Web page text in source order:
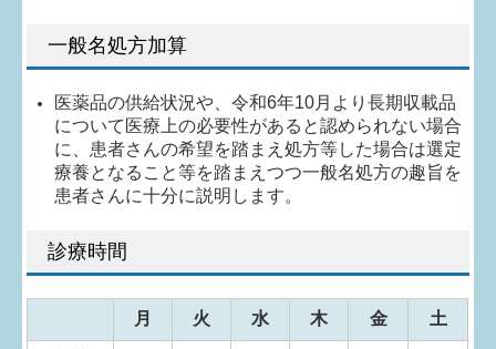
一般名処方加算
医薬品の供給状況や、令和6年10月より長期収載品
について医療上の必要性があると認められない場合
に、 患者さんの希望を踏まえ処方等した場合は選定
療養となること等を踏まえつつ一般名処方の趣旨を
患者さんに十分に説明します。
診療時間
月 火 水 木 金 土